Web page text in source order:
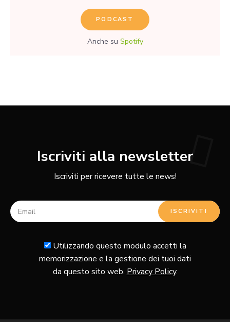
PODCAST
Anche su Spotify
Iscriviti alla newsletter
Iscriviti per ricevere tutte le news!
Utilizzando questo modulo accetti la
memorizzazione e la gestione dei tuoi dati
da questo sito web. Privacy Policy.